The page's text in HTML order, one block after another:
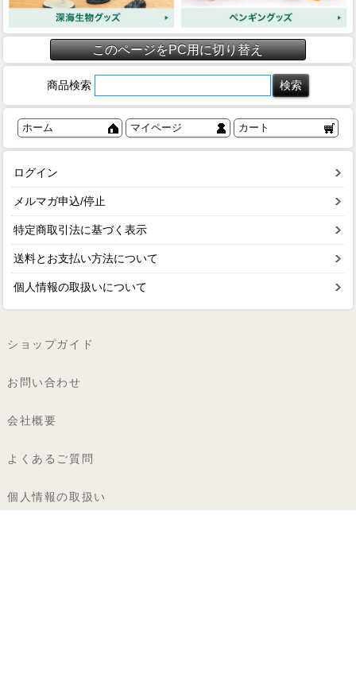
このページをPC用に切り替え
商品検索
ホーム マイページ カート
ログイン
メルマガ申込/停止
特定商取引法に基づく表示
送料とお支払い方法について
個人情報の取扱いについて
ショップガイド
お問い合わせ
会社概要
よくあるご質問
個人情報の取扱い